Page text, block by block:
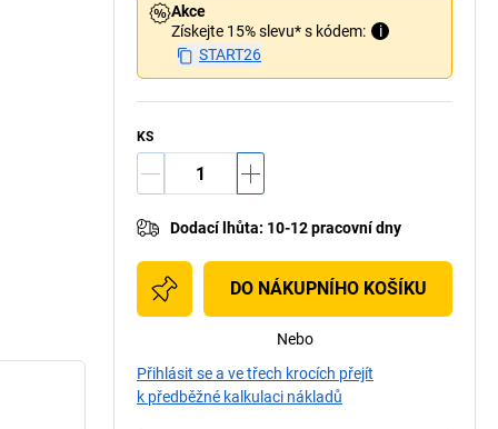
Akce
Získejte 15% slevu* s kódem:
i
START26
KS
Dodací lhůta: 10-12 pracovní dny
DO NÁKUPNÍHO KOŠÍKU
Nebo
Přihlásit se a ve třech krocích přejít
k předběžné kalkulaci nákladů